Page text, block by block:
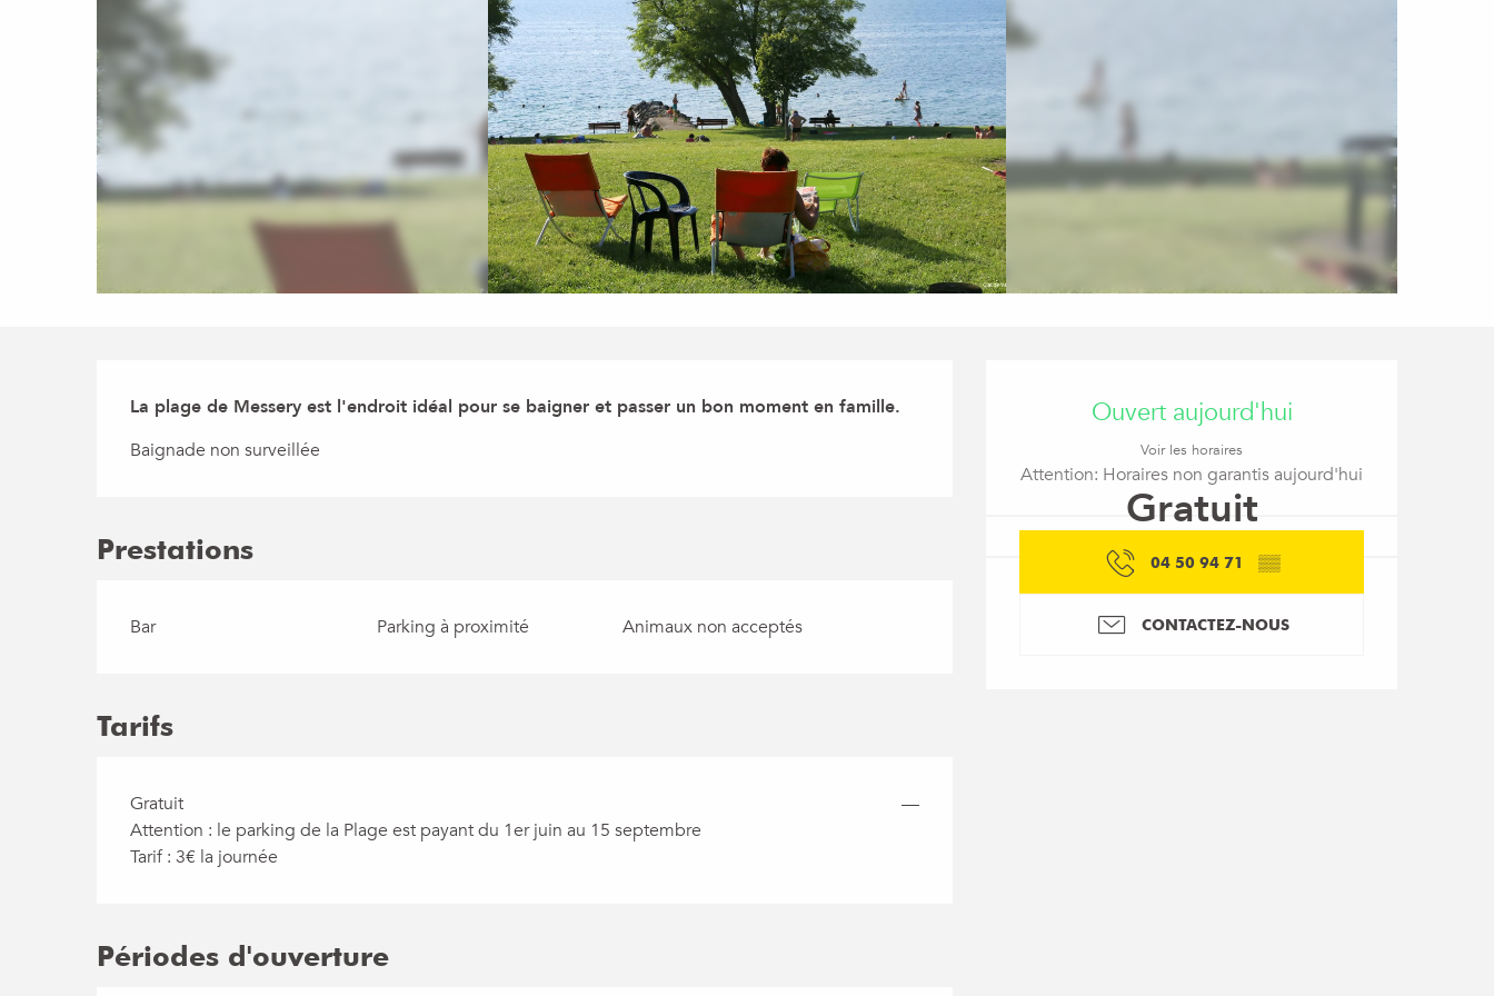
Ouverture et
Ouvert aujourd'hui
Voir les horaires
Attention: Horaires non garantis aujourd'hui
Gratuit
04 50 94 71 ▒▒
CONTACTEZ-NOUS
Description
La plage de Messery est l'endroit idéal pour se baigner et passer un bon moment en famille.
Baignade non surveillée
Prestations
Bar Parking à proximité Animaux non acceptés
Tarifs
Gratuit
—
Attention : le parking de la Plage est payant du 1er juin au 15 septembre
Tarif : 3€ la journée
Périodes d'ouverture